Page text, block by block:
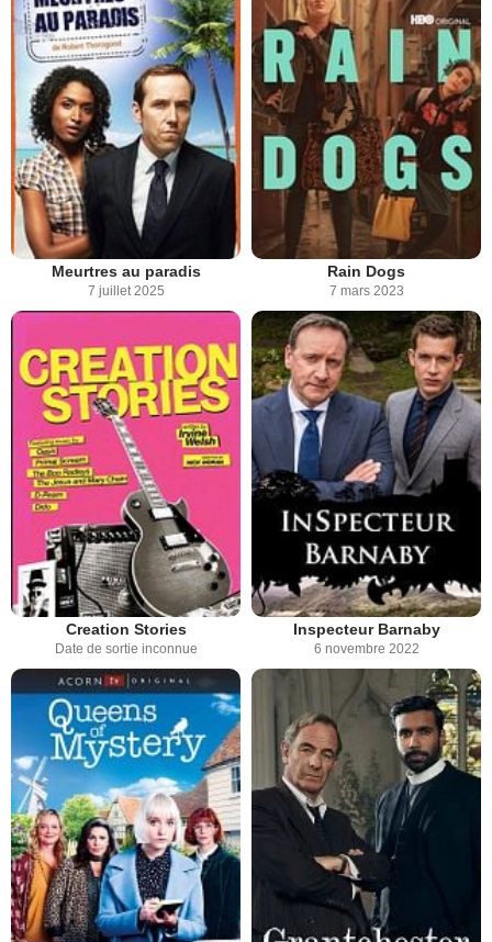
Meurtres au paradis
7 juillet 2025
Rain Dogs
7 mars 2023
Creation Stories
Date de sortie inconnue
Inspecteur Barnaby
6 novembre 2022